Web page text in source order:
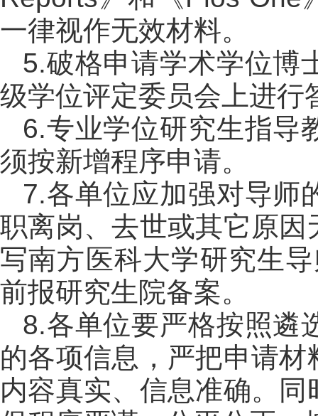
一律视作无效材料。
5.破格申请学术学位博
级学位评定委员会上进行
6.专业学位研究生指导
须按新增程序申请。
7.各单位应加强对导师
职离岗、去世或其它原
写南方医科大学研究生
前报研究生院备案。
8.各单位要严格按照遴
的各项信息，严把申请
内容真实、信息准确。